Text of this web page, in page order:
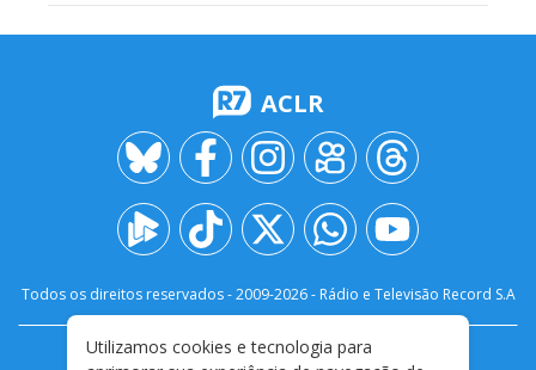
ACLR
Todos os direitos reservados - 2009-2026- Rádio e Televisão Record S.A
FALE CONOSCO PRIVACIDADE
Utilizamos cookies e tecnologia para